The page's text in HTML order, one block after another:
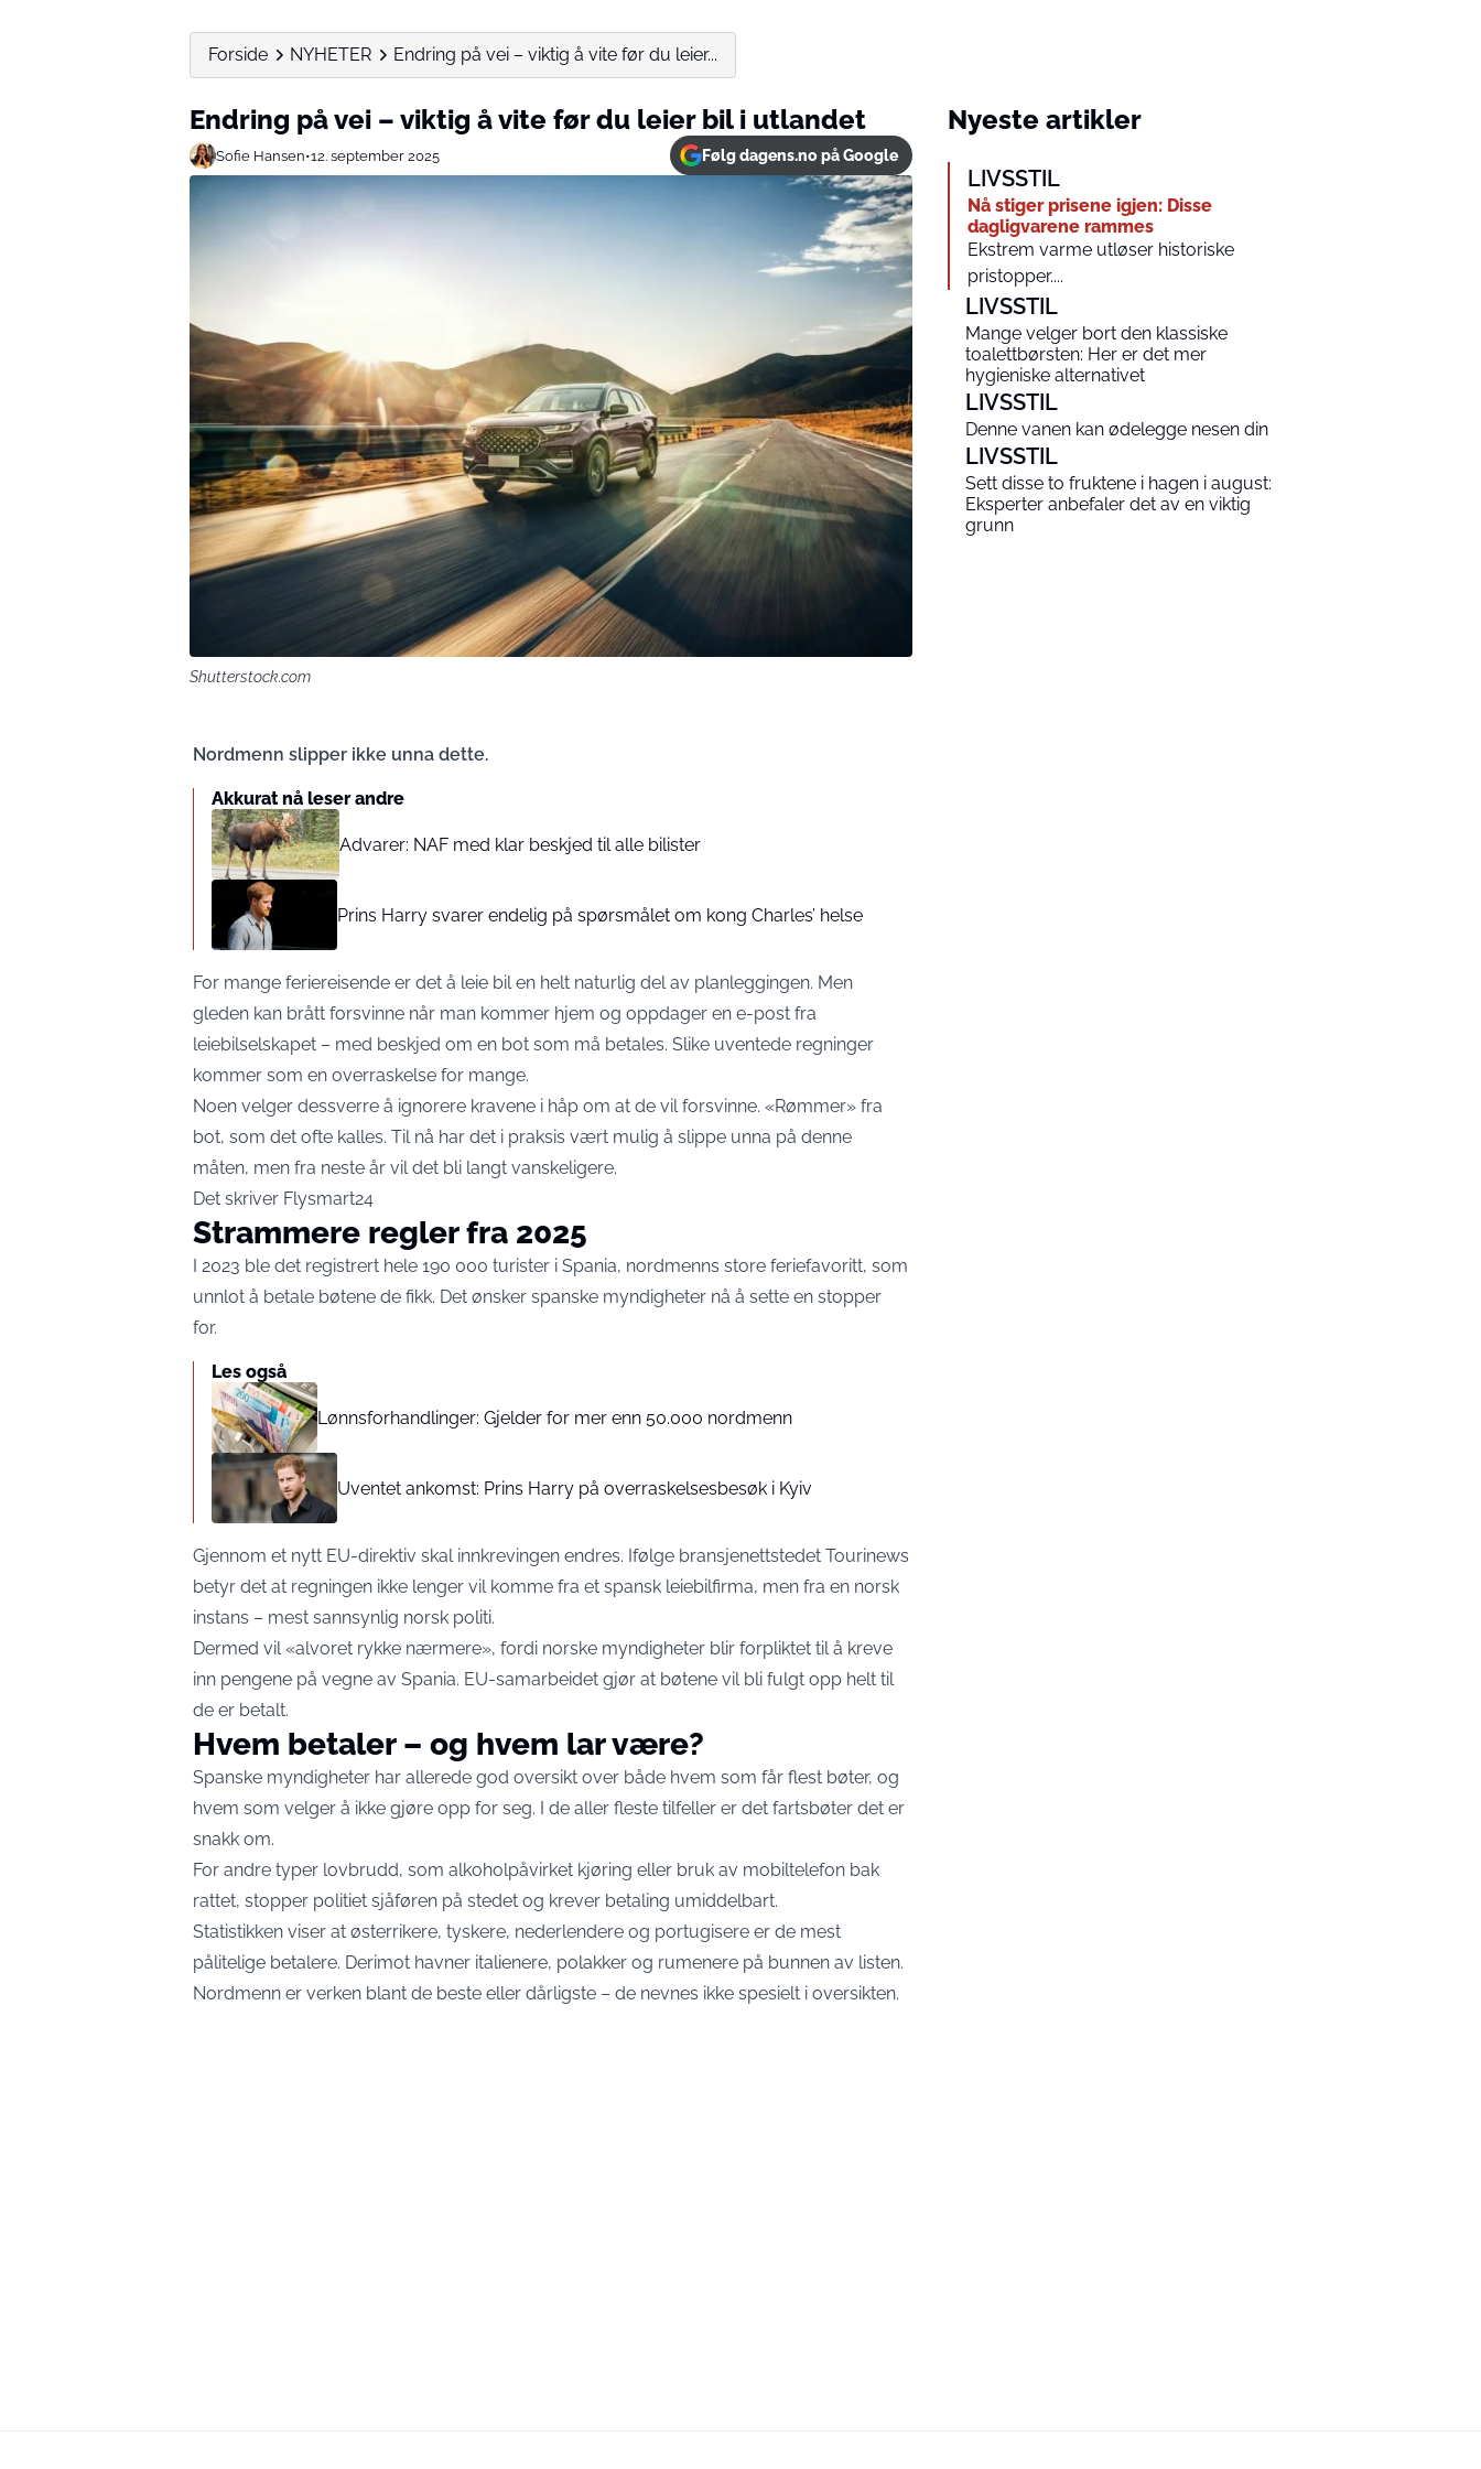
Forside NYHETER Endring på vei – viktig å vite før du leier...
Endring på vei – viktig å vite før du leier bil i utlandet
Sofie Hansen•12. september 2025 Følg dagens.no på Google
Shutterstock.com
Nordmenn slipper ikke unna dette.
Akkurat nå leser andre
Advarer: NAF med klar beskjed til alle bilister
Prins Harry svarer endelig på spørsmålet om kong Charles’ helse
For mange feriereisende er det å leie bil en helt naturlig del av planleggingen. Men
gleden kan brått forsvinne når man kommer hjem og oppdager en e-post fra
leiebilselskapet – med beskjed om en bot som må betales. Slike uventede regninger
kommer som en overraskelse for mange.
Noen velger dessverre å ignorere kravene i håp om at de vil forsvinne. «Rømmer» fra
bot, som det ofte kalles. Til nå har det i praksis vært mulig å slippe unna på denne
måten, men fra neste år vil det bli langt vanskeligere.
Det skriver Flysmart24
Strammere regler fra 2025
I 2023 ble det registrert hele 190 000 turister i Spania, nordmenns store feriefavoritt, som
unnlot å betale bøtene de fikk. Det ønsker spanske myndigheter nå å sette en stopper
for.
Les også
Lønnsforhandlinger: Gjelder for mer enn 50.000 nordmenn
Uventet ankomst: Prins Harry på overraskelsesbesøk i Kyiv
Gjennom et nytt EU-direktiv skal innkrevingen endres. Ifølge bransjenettstedet Tourinews
betyr det at regningen ikke lenger vil komme fra et spansk leiebilfirma, men fra en norsk
instans – mest sannsynlig norsk politi.
Dermed vil «alvoret rykke nærmere», fordi norske myndigheter blir forpliktet til å kreve
inn pengene på vegne av Spania. EU-samarbeidet gjør at bøtene vil bli fulgt opp helt til
de er betalt.
Hvem betaler – og hvem lar være?
Spanske myndigheter har allerede god oversikt over både hvem som får flest bøter, og
hvem som velger å ikke gjøre opp for seg. I de aller fleste tilfeller er det fartsbøter det er
snakk om.
For andre typer lovbrudd, som alkoholpåvirket kjøring eller bruk av mobiltelefon bak
rattet, stopper politiet sjåføren på stedet og krever betaling umiddelbart.
Statistikken viser at østerrikere, tyskere, nederlendere og portugisere er de mest
pålitelige betalere. Derimot havner italienere, polakker og rumenere på bunnen av listen.
Nordmenn er verken blant de beste eller dårligste – de nevnes ikke spesielt i oversikten.
Nyeste artikler
LIVSSTIL
Nå stiger prisene igjen: Disse
dagligvarene rammes
Ekstrem varme utløser historiske
pristopper....
LIVSSTIL
Mange velger bort den klassiske
toalettbørsten: Her er det mer
hygieniske alternativet
LIVSSTIL
Denne vanen kan ødelegge nesen din
LIVSSTIL
Sett disse to fruktene i hagen i august:
Eksperter anbefaler det av en viktig
grunn